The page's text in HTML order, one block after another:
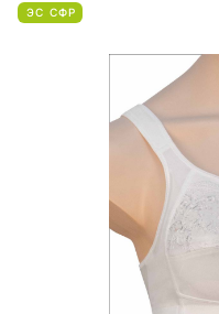
ЭС СФР